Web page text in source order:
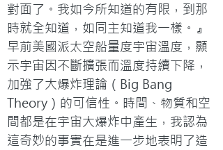
對面了。我如今所知道的有限，到那
時就全知道，如同主知道我一樣。』
早前美國派太空船量度宇宙溫度，顯
示宇宙因不斷擴張而溫度持續下降，
加強了大爆炸理論（Big Bang
Theory）的可信性。時間、物質和空
間都是在宇宙大爆炸中產生，我認為
這奇妙的事實在是進一步地表明了造